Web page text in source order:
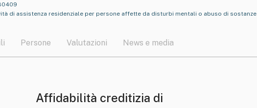
di assistenza residenziale per persone affette da disturbi mentali o abuso di sostanze
Persone Valutazioni News e media
Affidabilità creditizia di